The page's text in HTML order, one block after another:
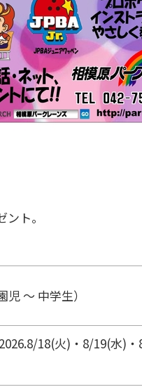
ト。
～ 中学生）
18(火)・8/19(水